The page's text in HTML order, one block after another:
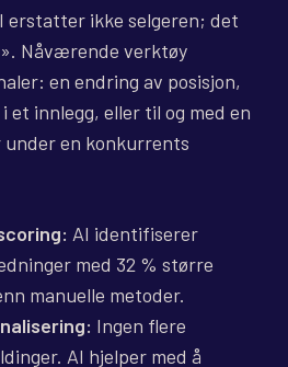
erstatter ikke selgeren; det
Nåværende verktøy
en endring av posisjon,
et innlegg, eller til og med en
en konkurrents
AI identifiserer
med 32 % større
manuelle metoder.
Ingen flere
AI hjelper med å